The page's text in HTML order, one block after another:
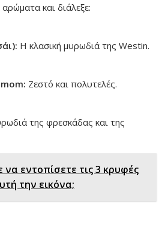
και διάλεξε:
Η κλασική μυρωδιά της Westin.
Ζεστό και πολυτελές.
της φρεσκάδας και της
να εντοπίσετε τις 3 κρυφές
την εικόνα;